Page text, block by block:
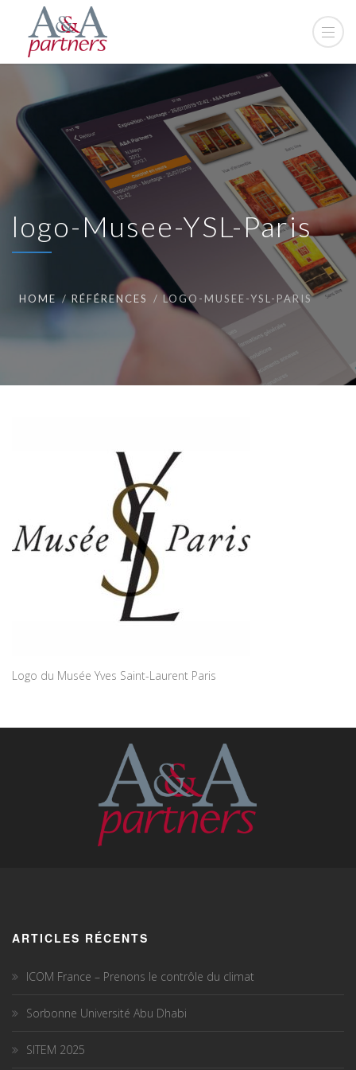
logo-Musee-YSL-Paris
HOME RÉFÉRENCES LOGO-MUSEE-YSL-PARIS
Logo du Musée Yves Saint-Laurent Paris
ARTICLES RÉCENTS
ICOM France – Prenons le contrôle du climat
Sorbonne Université Abu Dhabi
SITEM 2025